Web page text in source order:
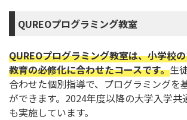
QUREOプログラミング教室
QUREOプログラミング教室は、小学校
教育の必修化に合わせたコースです。生
合わせた個別指導で、プログラミングを
ができます。2024年度以降の大学入学共
も実施しています。